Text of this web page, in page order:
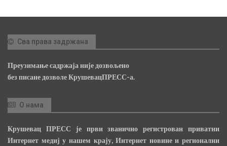
Сва права задржана
Преузимање садржаја није дозвољено
без писане дозволе КрушевацПРЕСС-а.
О нама
Крушевац ПРЕСС је први званично регистрован приватни
Интернет медиј у нашем крају, Интернет новине и регионални